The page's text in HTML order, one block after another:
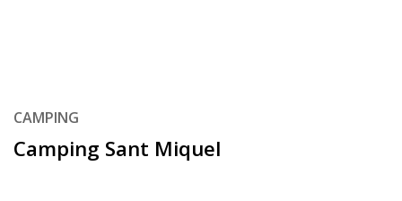
CAMPING
Camping Sant Miquel